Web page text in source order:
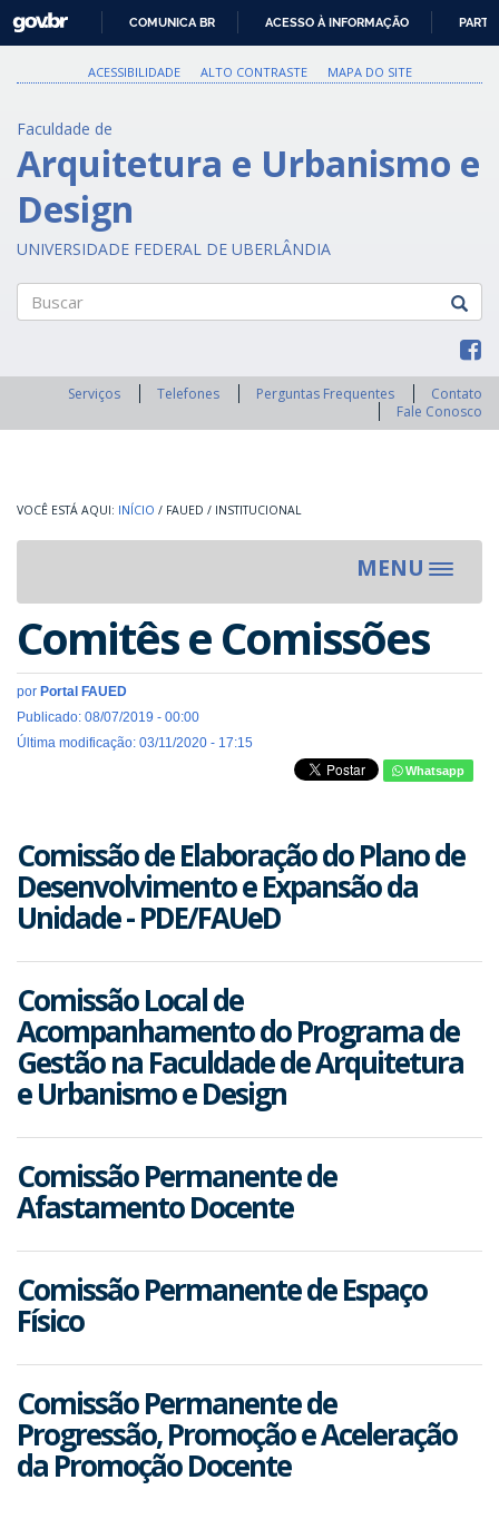
PARA
O
GOVBR
COMUNICA BR ACESSO À INFORMAÇÃO
ACESSIBILIDADE ALTO CONTRASTE MAPA DO SITE
Faculdade de
Arquitetura e Urbanismo e
Design
UNIVERSIDADE FEDERAL DE UBERLÂNDIA
Serviços Telefones Perguntas Frequentes
Contato
Fale Conosco
INÍCIO / FAUED / INSTITUCIONAL
MENU
Toggle
Comitês e Comissões
por Portal FAUED
Publicado: 08/07/2019 - 00:00
Última modificação: 03/11/2020 - 17:15
Whatsapp
Comissão de Elaboração do Plano de
Desenvolvimento e Expansão da
Unidade - PDE/FAUeD
Comissão Local de
Acompanhamento do Programa de
Gestão na Faculdade de Arquitetura
e Urbanismo e Design
Comissão Permanente de
Afastamento Docente
Comissão Permanente de Espaço
Físico
Comissão Permanente de
Progressão, Promoção e Aceleração
da Promoção Docente